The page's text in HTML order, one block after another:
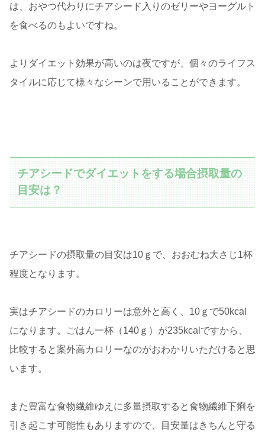
は、おやつ代わりにチアシード入りのゼリーやヨーグルト
を食べるのもよいですね。
よりダイエット効果が高いのは夜ですが、個々のライフス
タイルに応じて様々なシーンで用いることができます。
チアシードでダイエットをする場合摂取量の
目安は？
チアシードの摂取量の目安は10ｇで、おおむね大さじ1杯
程度となります。
実はチアシードのカロリーは意外と高く、10ｇで50kcal
になります。ごはん一杯（140ｇ）が235kcalですから、
比較すると案外高カロリーなのがおわかりいただけると思
います。
また豊富な食物繊維ゆえに多量摂取すると食物繊維下痢を
引き起こす可能性もありますので、目安量はきちんと守る